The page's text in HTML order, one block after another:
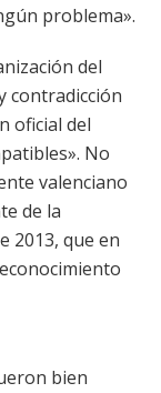
problema».
del
contradicción
oficial del
No
valenciano
de la
2013, que en
bien